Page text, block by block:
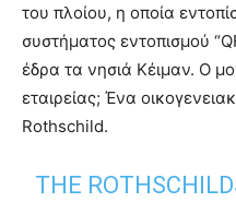
του πλοίου, η οποία
συστήματος εντοπισμού
έδρα τα νησιά Κέιμαν. Ο
εταιρείας; Ένα
Rothschild.
THE